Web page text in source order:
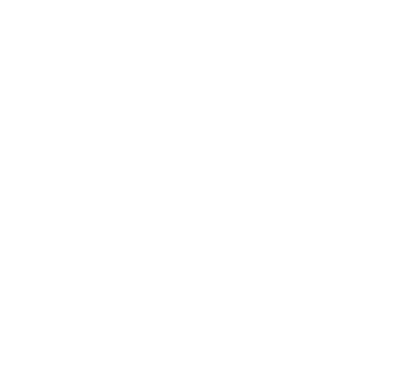
va fi achitata de catre client la receptia hotelului. Noile taxe de